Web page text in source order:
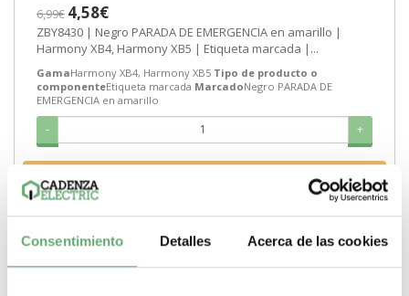
Consentimiento Detalles Acerca de las cookies
6,99€ 4,58€
ZBY8430 | Negro PARADA DE EMERGENCIA en amarillo |
Harmony XB4, Harmony XB5 | Etiqueta marcada |...
GamaHarmony XB4, Harmony XB5 Tipo de producto o
componenteEtiqueta marcada MarcadoNegro PARADA DE
EMERGENCIA en amarillo
- +